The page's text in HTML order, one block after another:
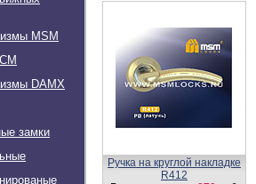
MSM
DAMX
замки
Ручка на круглой накладке
R412